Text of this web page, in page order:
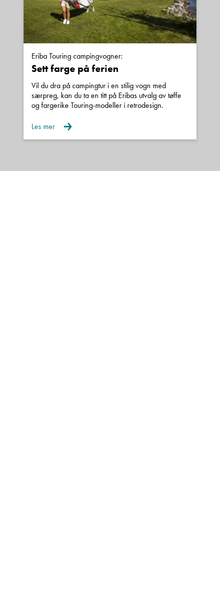
Eriba Touring campingvogner:
Sett farge på ferien
Vil du dra på campingtur i en stilig vogn med
særpreg, kan du ta en titt på Eribas utvalg av tøffe
og fargerike Touring-modeller i retrodesign.
Les mer